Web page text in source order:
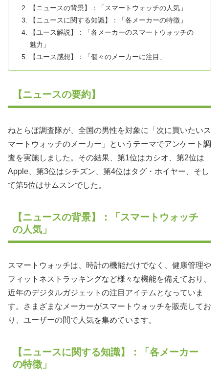
【ニュースの背景】：「スマートウォッチの人気」
【ニュースに関する知識】：「各メーカーの特徴」
【ユース解説】：「各メーカーのスマートウォッチの
魅力」
【ユース感想】：「個々のメーカーに注目」
【ニュースの要約】
ねとらぼ調査隊が、全国の男性を対象に「次に買いたいス
マートウォッチのメーカー」というテーマでアンケート調
査を実施しました。その結果、第1位はカシオ、第2位は
Apple、第3位はシチズン、第4位はタグ・ホイヤー、そし
て第5位はサムスンでした。
【ニュースの背景】：「スマートウォッチ
の人気」
スマートウォッチは、時計の機能だけでなく、健康管理や
フィットネストラッキングなど様々な機能を備えており、
近年のデジタルガジェットの注目アイテムとなっていま
す。さまざまなメーカーがスマートウォッチを販売してお
り、ユーザーの間で人気を集めています。
【ニュースに関する知識】：「各メーカー
の特徴」